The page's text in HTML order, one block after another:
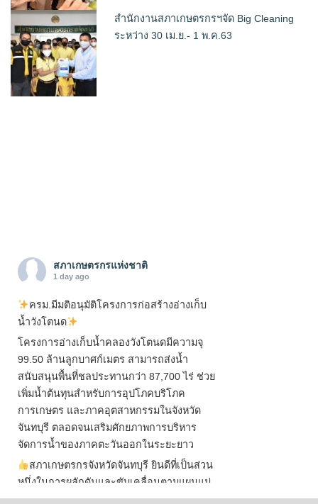
สำนักงานสภาเกษตรกรฯจัด Big Cleaning
ระหว่าง 30 เม.ย.- 1 พ.ค.63
สภาเกษตรกรแห่งชาติ
1 day ago
ครม.มีมติอนุมัติโครงการก่อสร้างอ่างเก็บ
น้ำวังโตนด
โครงการอ่างเก็บน้ำคลองวังโตนดมีความจุ
99.50 ล้านลูกบาศก์เมตร สามารถส่งน้ำ
สนับสนุนพื้นที่ชลประทานกว่า 87,700 ไร่ ช่วย
เพิ่มน้ำต้นทุนสำหรับการอุปโภคบริโภค
การเกษตร และภาคอุตสาหกรรมในจังหวัด
จันทบุรี ตลอดจนเสริมศักยภาพการบริหาร
จัดการน้ำของภาคตะวันออกในระยะยาว
สภาเกษตรกรจังหวัดจันทบุรี ยินดีที่เป็นส่วน
หนึ่งในการผลักดันและขับเคลื่อนตามแผนแม่
บทเพื่อพั ...See More